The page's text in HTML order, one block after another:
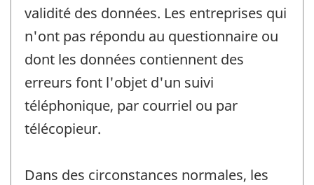
validité des données. Les entreprises qui
n'ont pas répondu au questionnaire ou
dont les données contiennent des
erreurs font l'objet d'un suivi
téléphonique, par courriel ou par
télécopieur.
Dans des circonstances normales, les